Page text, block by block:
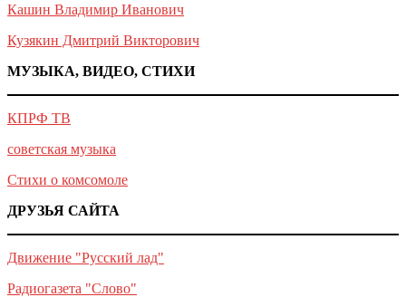
Кашин Владимир Иванович
Кузякин Дмитрий Викторович
МУЗЫКА, ВИДЕО, СТИХИ
КПРФ ТВ
советская музыка
Стихи о комсомоле
ДРУЗЬЯ САЙТА
Движение "Русский лад"
Радиогазета "Слово"